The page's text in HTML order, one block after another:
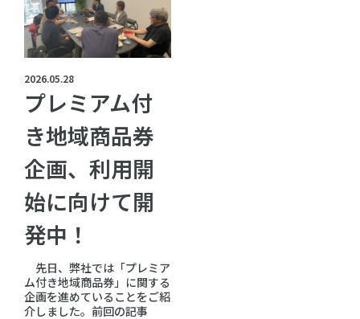
2026.05.28
プレミアム付
き地域商品券
企画、利用開
始に向けて開
発中！
先日、弊社では「プレミア
ム付き地域商品券」に関する
企画を進めていることをご紹
介しました。前回の記事